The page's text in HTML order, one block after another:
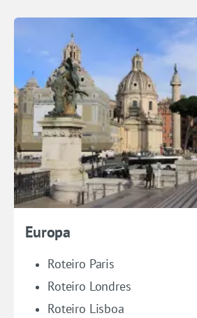
Europa
Roteiro Paris
Roteiro Londres
Roteiro Lisboa